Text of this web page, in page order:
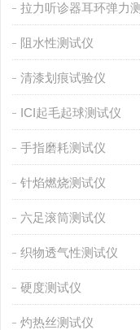
拉力听诊器耳环弹力
阻水性测试仪
清漆划痕试验仪
ICI起毛起球测试仪
手指磨耗测试仪
针焰燃烧测试仪
六足滚筒测试仪
织物透气性测试仪
硬度测试仪
灼热丝测试仪